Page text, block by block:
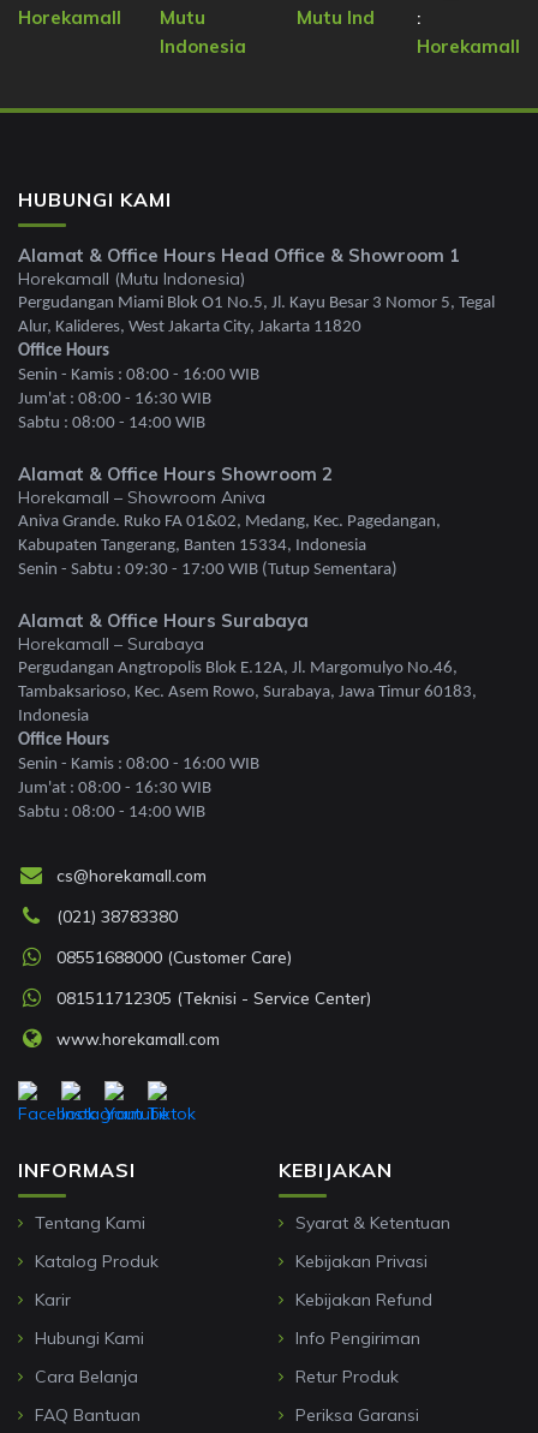
Horekamall
Mutu
Indonesia
Mutu Ind
:
Horekamall
HUBUNGI KAMI
Alamat & Office Hours Head Office & Showroom 1
Horekamall (Mutu Indonesia)
Pergudangan Miami Blok O1 No.5, Jl. Kayu Besar 3 Nomor 5, Tegal
Alur, Kalideres, West Jakarta City, Jakarta 11820
Office Hours
Senin - Kamis : 08:00 - 16:00 WIB
Jum'at : 08:00 - 16:30 WIB
Sabtu : 08:00 - 14:00 WIB
Alamat & Office Hours Showroom 2
Horekamall – Showroom Aniva
Aniva Grande. Ruko FA 01&02, Medang, Kec. Pagedangan,
Kabupaten Tangerang, Banten 15334, Indonesia
Senin - Sabtu : 09:30 - 17:00 WIB (Tutup Sementara)
Alamat & Office Hours Surabaya
Horekamall – Surabaya
Pergudangan Angtropolis Blok E.12A, Jl. Margomulyo No.46,
Tambaksarioso, Kec. Asem Rowo, Surabaya, Jawa Timur 60183,
Indonesia
Office Hours
Senin - Kamis : 08:00 - 16:00 WIB
Jum'at : 08:00 - 16:30 WIB
Sabtu : 08:00 - 14:00 WIB
INFORMASI
Tentang Kami
Katalog Produk
Karir
Hubungi Kami
Cara Belanja
FAQ Bantuan
KEBIJAKAN
Syarat & Ketentuan
Kebijakan Privasi
Kebijakan Refund
Info Pengiriman
Retur Produk
Periksa Garansi
cs@horekamall.com
(021) 38783380
08551688000 (Customer Care)
081511712305 (Teknisi - Service Center)
www.horekamall.com